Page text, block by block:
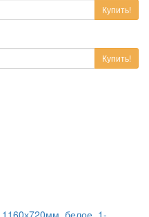
Купить!
Купить!
белое, 1-